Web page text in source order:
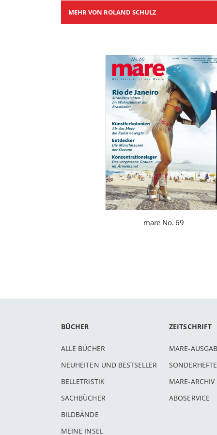
MEHR VON ROLAND SCHULZ
mare No. 69
BÜCHER
ALLE BÜCHER
NEUHEITEN UND BESTSELLER
BELLETRISTIK
SACHBÜCHER
BILDBÄNDE
MEINE INSEL
ZEITSCHRIFT
MARE-
SONDERHEFTE
MARE-ARCHIV
ABOSERVICE